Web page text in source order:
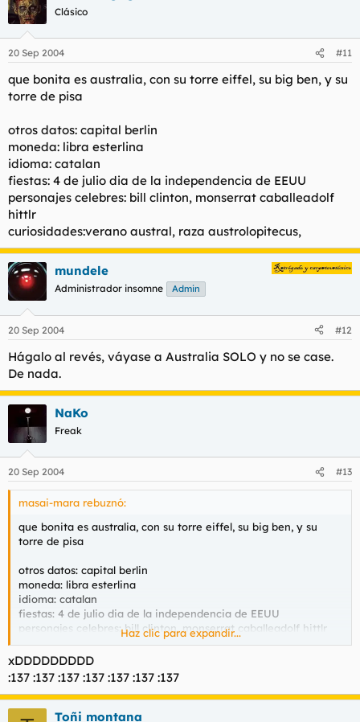
Clásico
20 Sep 2004 #11
que bonita es australia, con su torre eiffel, su big ben, y su
torre de pisa
otros datos: capital berlin
moneda: libra esterlina
idioma: catalan
fiestas: 4 de julio dia de la independencia de EEUU
personajes celebres: bill clinton, monserrat caballeadolf
hittlr
curiosidades:verano austral, raza austrolopitecus,
mundele
Administrador insomne Admin
20 Sep 2004 #12
Hágalo al revés, váyase a Australia SOLO y no se case.
De nada.
NaKo
Freak
20 Sep 2004 #13
masai-mara rebuznó:
que bonita es australia, con su torre eiffel, su big ben, y su
torre de pisa
otros datos: capital berlin
moneda: libra esterlina
idioma: catalan
fiestas: 4 de julio dia de la independencia de EEUU
personajes celebres: bill clinton, monserrat caballeadolf hittlr
curiosidades:verano austral, raza austrolopitecus,
Haz clic para expandir...
xDDDDDDDDD
:137 :137 :137 :137 :137 :137 :137
Toñi montana